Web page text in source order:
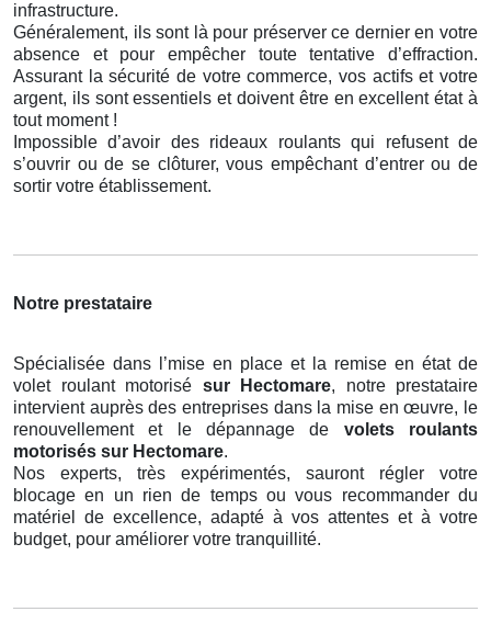
infrastructure.
Généralement, ils sont là pour préserver ce dernier en votre
absence et pour empêcher toute tentative d’effraction.
Assurant la sécurité de votre commerce, vos actifs et votre
argent, ils sont essentiels et doivent être en excellent état à
tout moment !
Impossible d’avoir des rideaux roulants qui refusent de
s’ouvrir ou de se clôturer, vous empêchant d’entrer ou de
sortir votre établissement.
Notre prestataire
Spécialisée dans l’mise en place et la remise en état de
volet roulant motorisé sur Hectomare, notre prestataire
intervient auprès des entreprises dans la mise en œuvre, le
renouvellement et le dépannage de volets roulants
motorisés sur Hectomare.
Nos experts, très expérimentés, sauront régler votre
blocage en un rien de temps ou vous recommander du
matériel de excellence, adapté à vos attentes et à votre
budget, pour améliorer votre tranquillité.